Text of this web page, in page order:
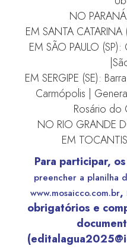
NO
EM SANTA
EM SÃO PAULO
EM SERGIPE (SE):
Carmópolis |
Rosário do
NO RIO GRANDE
EM
Para participar, os
preencher a planilha
www.mosaicco.com.br,
obrigatórios e